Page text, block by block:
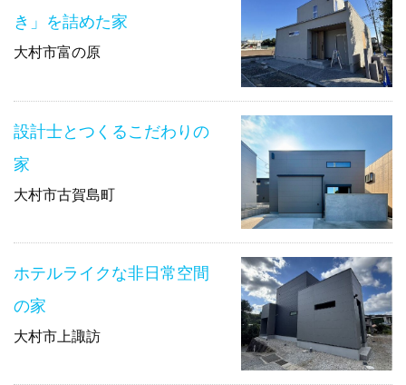
き」を詰めた家
大村市富の原
設計士とつくるこだわりの
家
大村市古賀島町
ホテルライクな非日常空間
の家
大村市上諏訪